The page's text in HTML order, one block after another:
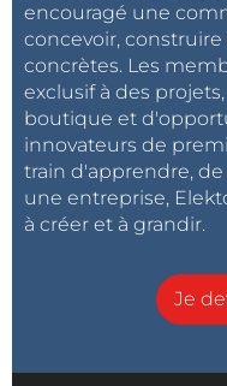
encouragé une
concevoir,
concrètes. Les
exclusif à des
boutique et
innovateurs de
train d'apprendre,
une entreprise,
à créer et à grandir.
Je